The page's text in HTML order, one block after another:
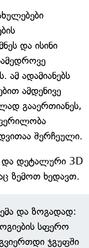
და ისინი
ადამიანებს
ამდენივე
გააერთიანეს,
შერჩეული.
და დეტალური 3D
ზემოთ ხედავთ.
და ზოგადად:
სფერო
ჯგუფში